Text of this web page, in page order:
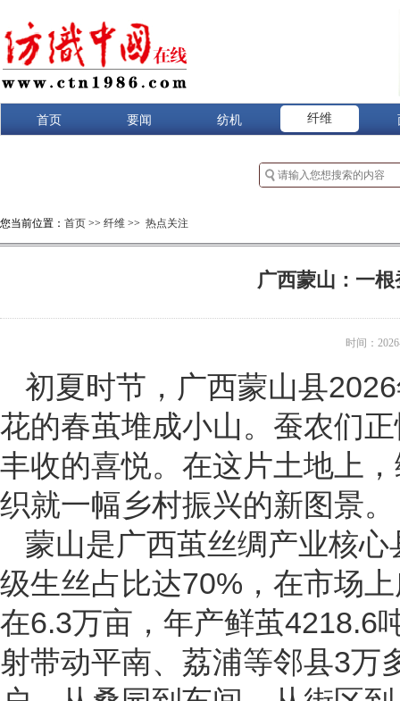
首页 要闻 纺机 纤维
您当前位置： 首页 >> 纤维 >> 热点关注
广西蒙山：一
时间：
初夏时节，广西蒙山县
花的春茧堆成小山。蚕农们
丰收的喜悦。在这片土地上
织就一幅乡村振兴的新图景。
蒙山是广西茧丝绸产业核
级生丝占比达70%，在市场
在6.3万亩，年产鲜茧4218.6
射带动平南、荔浦等邻县3万